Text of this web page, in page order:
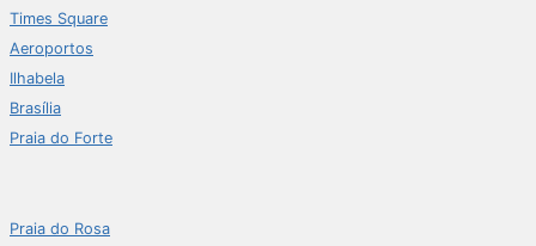
Times Square
Aeroportos
Ilhabela
Brasília
Praia do Forte
Praia do Rosa